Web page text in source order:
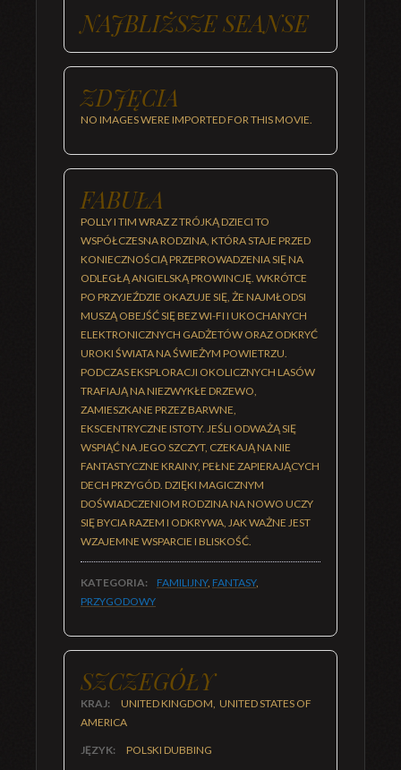
NAJBLIŻSZE SEANSE
ZDJĘCIA
NO IMAGES WERE IMPORTED FOR THIS MOVIE.
FABUŁA
POLLY I TIM WRAZ Z TRÓJKĄ DZIECI TO
WSPÓŁCZESNA RODZINA, KTÓRA STAJE PRZED
KONIECZNOŚCIĄ PRZEPROWADZENIA SIĘ NA
ODLEGŁĄ ANGIELSKĄ PROWINCJĘ. WKRÓTCE
PO PRZYJEŹDZIE OKAZUJE SIĘ, ŻE NAJMŁODSI
MUSZĄ OBEJŚĆ SIĘ BEZ WI-FI I UKOCHANYCH
ELEKTRONICZNYCH GADŻETÓW ORAZ ODKRYĆ
UROKI ŚWIATA NA ŚWIEŻYM POWIETRZU.
PODCZAS EKSPLORACJI OKOLICZNYCH LASÓW
TRAFIAJĄ NA NIEZWYKŁE DRZEWO,
ZAMIESZKANE PRZEZ BARWNE,
EKSCENTRYCZNE ISTOTY. JEŚLI ODWAŻĄ SIĘ
WSPIĄĆ NA JEGO SZCZYT, CZEKAJĄ NA NIE
FANTASTYCZNE KRAINY, PEŁNE ZAPIERAJĄCYCH
DECH PRZYGÓD. DZIĘKI MAGICZNYM
DOŚWIADCZENIOM RODZINA NA NOWO UCZY
SIĘ BYCIA RAZEM I ODKRYWA, JAK WAŻNE JEST
WZAJEMNE WSPARCIE I BLISKOŚĆ.
KATEGORIA: FAMILIJNY, FANTASY,
PRZYGODOWY
SZCZEGÓŁY
KRAJ:
UNITED KINGDOM, UNITED STATES OF
AMERICA
JĘZYK: POLSKI DUBBING